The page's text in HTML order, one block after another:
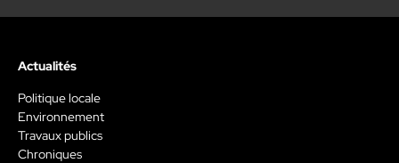
Actualités
Politique locale
Environnement
Travaux publics
Chroniques